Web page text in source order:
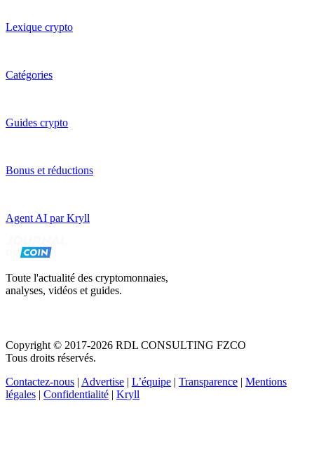
Lexique crypto
Catégories
Guides crypto
Bonus et réductions
Agent AI par Kryll
Toute l'actualité des cryptomonnaies,
analyses, vidéos et guides.
Copyright © 2017-2026 RDL CONSULTING FZCO
Tous droits réservés.
Contactez-nous | Advertise | L’équipe | Transparence | Mentions
légales | Confidentialité | Kryll